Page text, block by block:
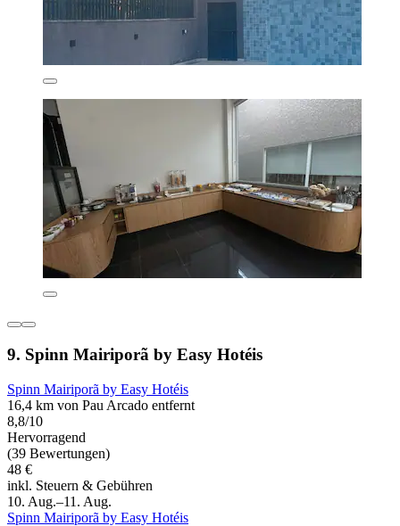
9. Spinn Mairiporã by Easy Hotéis
Spinn Mairiporã by Easy Hotéis
16,4 km von Pau Arcado entfernt
8,8/10
Hervorragend
(39 Bewertungen)
48 €
inkl. Steuern & Gebühren
10. Aug.–11. Aug.
Spinn Mairiporã by Easy Hotéis